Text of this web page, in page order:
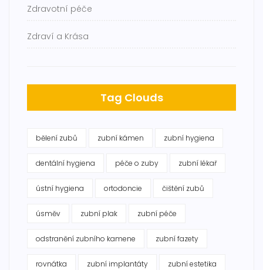
Zdravotní péče
Zdraví a Krása
Tag Clouds
bělení zubů zubní kámen zubní hygiena
dentální hygiena péče o zuby zubní lékař
ústní hygiena ortodoncie čištění zubů
úsměv zubní plak zubní péče
odstranění zubního kamene zubní fazety
rovnátka zubní implantáty zubní estetika